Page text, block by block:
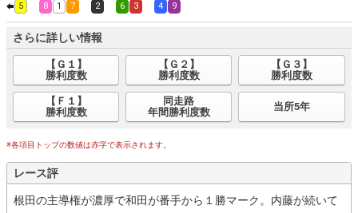
5 8 1 7 2 6 3 4 9
さらに詳しい情報
【Ｇ１】
勝利度数
【Ｇ２】
勝利度数
【Ｇ３】
勝利度数
【Ｆ１】
勝利度数
同走路
年間勝利度数
当所5年
※各項目トップの数値は赤字で表示されます。
レース評
根田の主導権が濃厚で和田が番手から１勝マーク。内藤が続いて